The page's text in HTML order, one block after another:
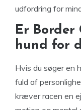
udfordring for
Er Border
hund for
Hvis du søger en
fuld af
kræver racen en